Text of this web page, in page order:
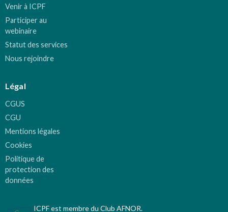
Venir à ICPF
Participer au
webinaire
Statut des services
Nous rejoindre
Légal
CGUS
CGU
Mentions légales
Cookies
Politique de
protection des
données
ICPF est membre du Club AFNOR.